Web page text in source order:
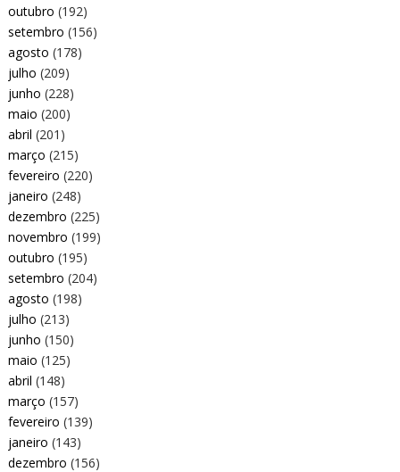
outubro (192)
setembro (156)
agosto (178)
julho (209)
junho (228)
maio (200)
abril (201)
março (215)
fevereiro (220)
janeiro (248)
dezembro (225)
novembro (199)
outubro (195)
setembro (204)
agosto (198)
julho (213)
junho (150)
maio (125)
abril (148)
março (157)
fevereiro (139)
janeiro (143)
dezembro (156)